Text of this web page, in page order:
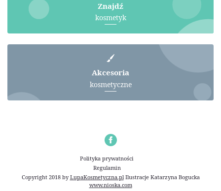
Znajdź
kosmetyk
Akcesoria
kosmetyczne
Polityka prywatności
Regulamin
Copyright 2018 by LupaKosmetyczna.pl Ilustracje Katarzyna Bogucka
www.nioska.com